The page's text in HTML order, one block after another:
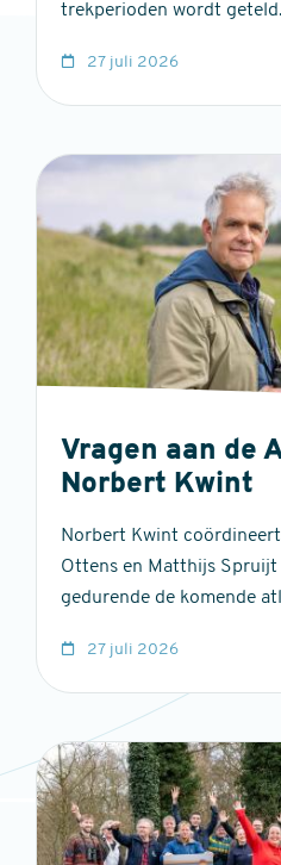
trekperioden wordt geteld.
27 juli 2026
Vragen aan de
Norbert Kwint
Norbert Kwint
Ottens en Matthijs Spruijt
gedurende de komende
27 juli 2026